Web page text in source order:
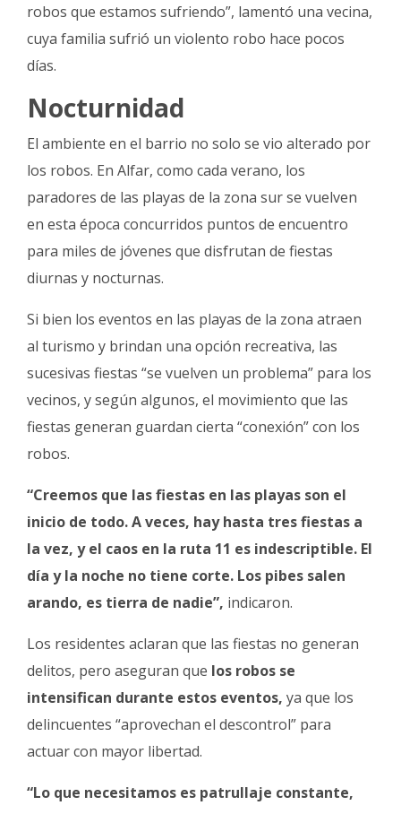
robos que estamos sufriendo”, lamentó una vecina,
cuya familia sufrió un violento robo hace pocos
días.
Nocturnidad
El ambiente en el barrio no solo se vio alterado por
los robos. En Alfar, como cada verano, los
paradores de las playas de la zona sur se vuelven
en esta época concurridos puntos de encuentro
para miles de jóvenes que disfrutan de fiestas
diurnas y nocturnas.
Si bien los eventos en las playas de la zona atraen
al turismo y brindan una opción recreativa, las
sucesivas fiestas “se vuelven un problema” para los
vecinos, y según algunos, el movimiento que las
fiestas generan guardan cierta “conexión” con los
robos.
“Creemos que las fiestas en las playas son el
inicio de todo. A veces, hay hasta tres fiestas a
la vez, y el caos en la ruta 11 es indescriptible. El
día y la noche no tiene corte. Los pibes salen
arando, es tierra de nadie”, indicaron.
Los residentes aclaran que las fiestas no generan
delitos, pero aseguran que los robos se
intensifican durante estos eventos, ya que los
delincuentes “aprovechan el descontrol” para
actuar con mayor libertad.
“Lo que necesitamos es patrullaje constante,